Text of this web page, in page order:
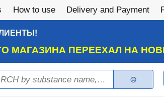
How to use Delivery and Payment
МАГАЗИНА ПЕРЕЕХАЛ НА
form